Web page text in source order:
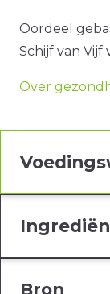
Oordeel
Schijf van
Over
Bron